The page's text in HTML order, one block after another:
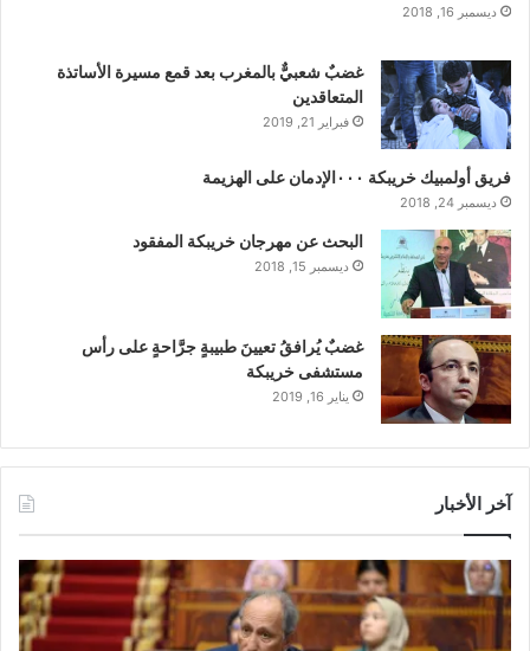
ديسمبر 16, 2018
غضبٌ شعبيٌّ بالمغرب بعد قمع مسيرة الأساتذة
المتعاقدين
فبراير 21, 2019
فريق أولمبيك خريبكة ٠٠٠الإدمان على الهزيمة
ديسمبر 24, 2018
البحث عن مهرجان خريبكة المفقود
ديسمبر 15, 2018
غضبٌ يُرافقُ تعيينَ طبيبةٍ جرَّاحةٍ على رأس
مستشفى خريبكة
يناير 16, 2019
آخر الأخبار